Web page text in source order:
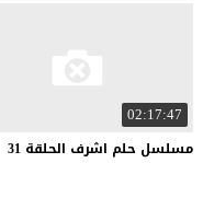
02:17:47
مسلسل حلم اشرف الحلقة 31